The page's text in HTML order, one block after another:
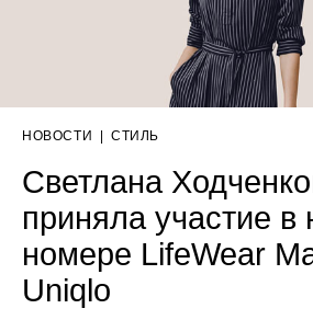
НОВОСТИ СТИЛЬ
Светлана
приняла участие в
номере LifeWear
Uniqlo